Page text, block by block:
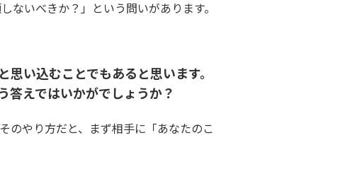
いべきか？」という問いがあります。
い込むことでもあると思います。
えではいかがでしょうか？
のやり方だと、まず相手に「あなたのこ